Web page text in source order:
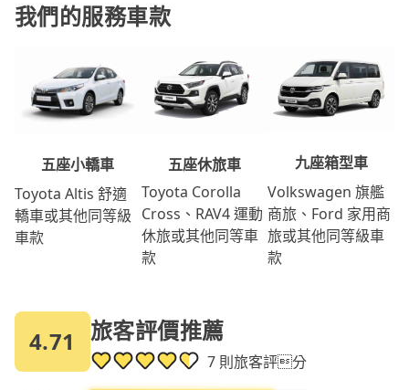
我們的服務車款
五座小轎車
Toyota Altis 舒適
轎車或其他同等級
車款
五座休旅車
Toyota Corolla
Cross、RAV4 運動
休旅或其他同等車
款
九座箱型車
Volkswagen 旗艦
商旅、Ford 家用商
旅或其他同等級車
款
4.71 旅客評價推薦
7 則旅客評分